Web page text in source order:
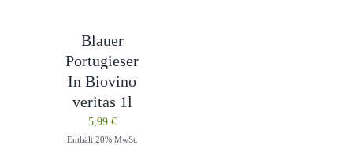
Blauer
Portugieser
In Biovino
veritas 1l
5,99 €
Enthält 20% MwSt.